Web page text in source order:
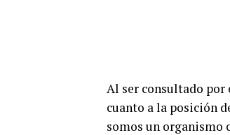
Al ser consultado por
cuanto a la posición
somos un organismo